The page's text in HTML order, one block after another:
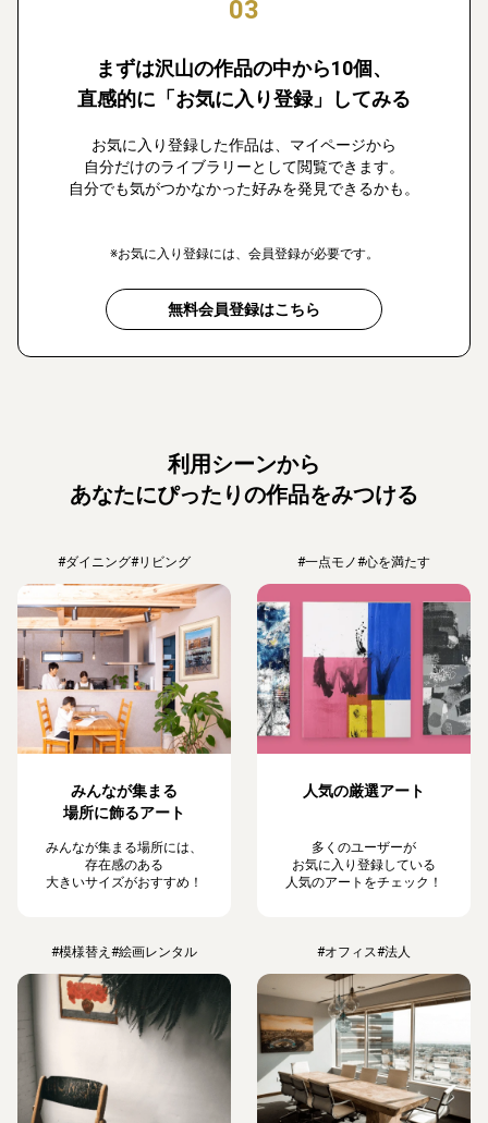
03
まずは沢山の作品の中から10個、
直感的に「お気に入り登録」してみる
お気に入り登録した作品は、マイページから
自分だけのライブラリーとして閲覧できます。
自分でも気がつかなかった好みを発見できるかも。
※お気に入り登録には、会員登録が必要です。
無料会員登録はこちら
利用シーンから
あなたにぴったりの作品をみつける
#ダイニング#リビング
みんなが集まる
場所に飾るアート
みんなが集まる場所には、
存在感のある
大きいサイズがおすすめ！
#一点モノ#心を満たす
人気の厳選アート
多くのユーザーが
お気に入り登録している
人気のアートをチェック！
#模様替え #絵画レンタル #オフィス#法人